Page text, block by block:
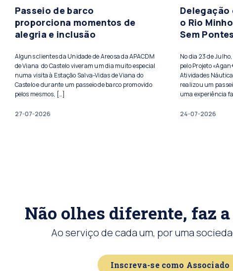
Passeio de barco
proporciona momentos de
alegria e inclusão
Alguns clientes da Unidade de Areosa da APACDM
de Viana do Castelo viveram um dia muito especial
numa visita à Estação Salva-Vidas de Viana do
Castelo e durante um passeio de barco promovido
pelos mesmos, […]
27-07-2026
Delegação
o Rio
Sem
No dia 23 de
pelo Projeto
Atividades
realizou um
uma experiência
24-07-2026
Não olhes diferente, faz
Ao serviço de cada um, por uma
Inscreva-se como Associado